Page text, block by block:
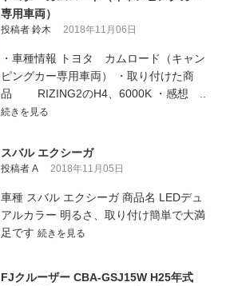
専用車両）
投稿者 鈴木 2018年11月06日
・車種情報 トヨタ カムロード（キャン
ピングカー専用車両） ・取り付けた商
品 RIZING2のH4、6000K ・感想 ..
続きを見る
スバル エクシーガ
投稿者 A 2018年11月05日
車種 スバル エクシーガ 商品名 LEDデュ
アルカラー 明るさ、取り付け簡単で大満
足です 続きを見る
FJクルーザー CBA-GSJ15W H25年式